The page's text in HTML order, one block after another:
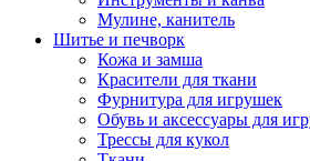
Мулине, канитель
Шитье и печворк
Кожа и замша
Красители для ткани
Фурнитура для игрушек
Обувь и аксессуары для
Трессы для кукол